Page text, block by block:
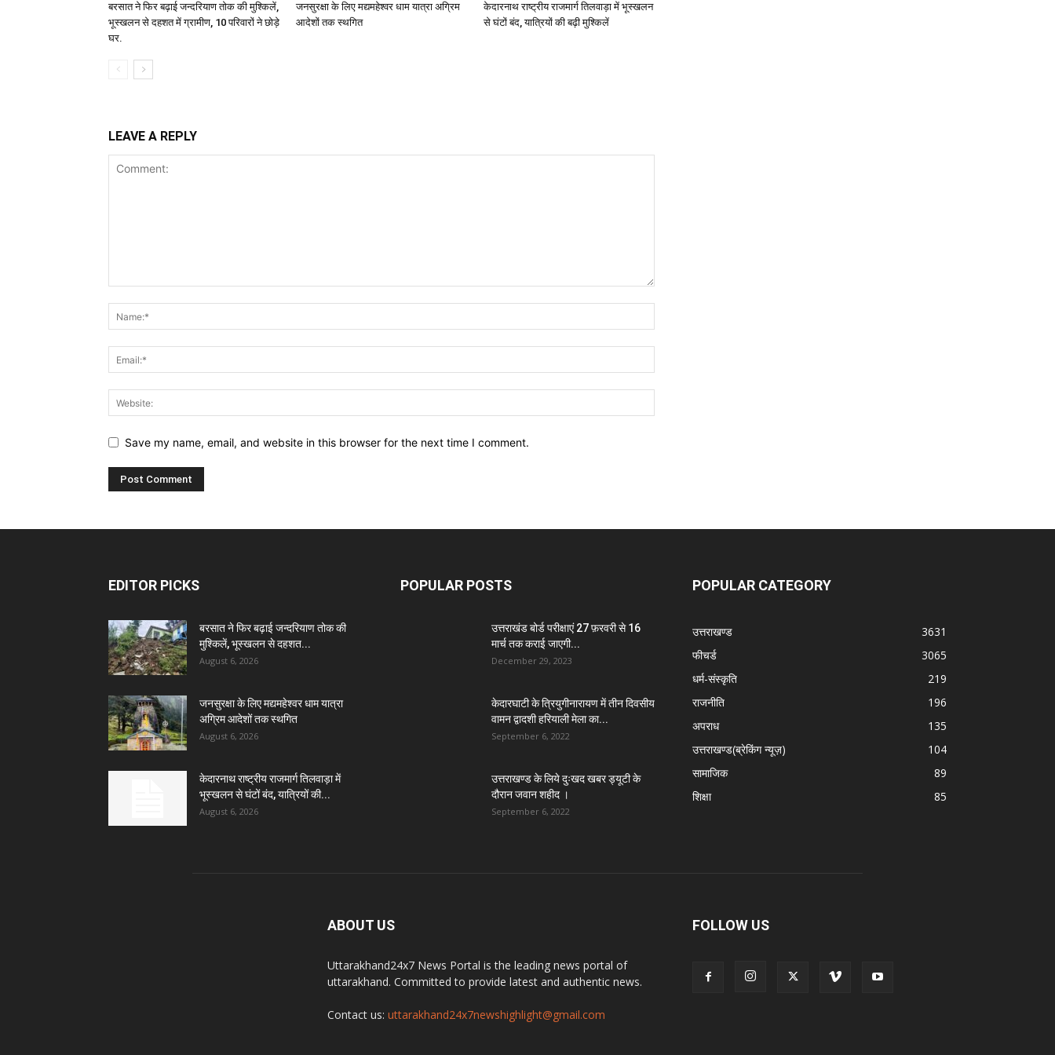
बरसात ने फिर बढ़ाई जन्दरियाण तोक की मुश्किलें,
भूस्खलन से दहशत में ग्रामीण, 10 परिवारों ने छोड़े
घर.
जनसुरक्षा के लिए मद्यमहेश्वर धाम यात्रा अग्रिम
आदेशों तक स्थगित
केदारनाथ राष्ट्रीय राजमार्ग तिलवाड़ा में भूस्खलन
से घंटों बंद, यात्रियों की बढ़ी मुश्किलें
LEAVE A REPLY
Save my name, email, and website in this browser for the next time I comment.
EDITOR PICKS
बरसात ने फिर बढ़ाई जन्दरियाण तोक की
मुश्किलें, भूस्खलन से दहशत...
August 6, 2026
जनसुरक्षा के लिए मद्यमहेश्वर धाम यात्रा
अग्रिम आदेशों तक स्थगित
August 6, 2026
केदारनाथ राष्ट्रीय राजमार्ग तिलवाड़ा में
भूस्खलन से घंटों बंद, यात्रियों की...
August 6, 2026
POPULAR POSTS
उत्तराखंड बोर्ड परीक्षाएं 27 फ़रवरी से 16
मार्च तक कराई जाएगी...
December 29, 2023
केदारघाटी के त्रियुगीनारायण में तीन दिवसीय
वामन द्वादशी हरियाली मेला का...
September 6, 2022
उत्तराखण्ड के लिये दुःखद खबर ड्यूटी के
दौरान जवान शहीद ।
September 6, 2022
POPULAR CATEGORY
उत्तराखण्ड
3631
फीचर्ड
3065
धर्म-संस्कृति
219
राजनीति
196
अपराध
135
उत्तराखण्ड(ब्रेकिंग न्यूज़)
104
सामाजिक
89
शिक्षा
85
ABOUT US
Uttarakhand24x7 News Portal is the leading news portal of
uttarakhand. Committed to provide latest and authentic news.
Contact us: uttarakhand24x7newshighlight@gmail.com
FOLLOW US